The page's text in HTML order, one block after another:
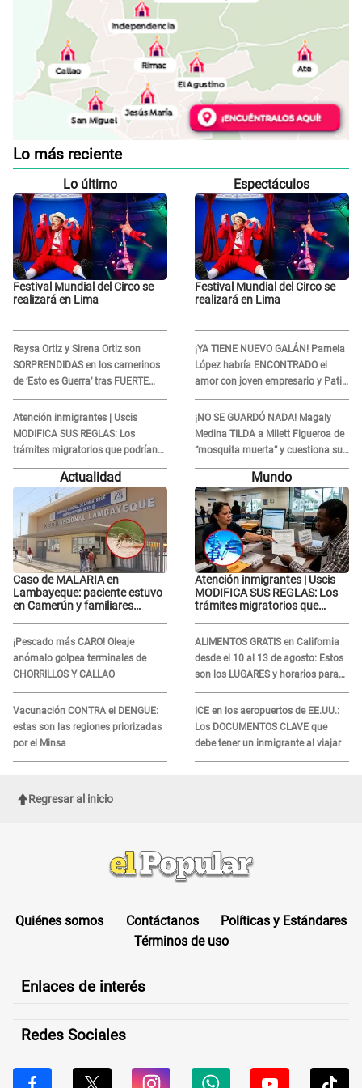
Lo más reciente
Lo último
Festival Mundial del Circo se
realizará en Lima
Raysa Ortiz y Sirena Ortiz son
SORPRENDIDAS en los camerinos
de ‘Esto es Guerra’ tras FUERTE
ENFRENTAMIENTO con Gabriel
Moisés: “Gracias”
Atención inmigrantes | Uscis
MODIFICA SUS REGLAS: Los
trámites migratorios que podrían
necesitar tu prueba de ADN
Espectáculos
Festival Mundial del Circo se
realizará en Lima
¡YA TIENE NUEVO GALÁN! Pamela
López habría ENCONTRADO el
amor con joven empresario y Pati
Lorena la ECHA en VIVO
¡NO SE GUARDÓ NADA! Magaly
Medina TILDA a Milett Figueroa de
“mosquita muerta” y cuestiona su
RECONCILIACIÓN con Marcelo
Tinelli en TV argentina
Actualidad
Caso de MALARIA en
Lambayeque: paciente estuvo
en Camerún y familiares
¡Pescado más CARO! Oleaje
anómalo golpea terminales de
CHORRILLOS Y CALLAO
Vacunación CONTRA el DENGUE:
estas son las regiones priorizadas
por el Minsa
Mundo
Atención inmigrantes | Uscis
MODIFICA SUS REGLAS: Los
trámites migratorios que
ALIMENTOS GRATIS en California
desde el 10 al 13 de agosto: Estos
son los LUGARES y horarios para
recibir la ayuda
ICE en los aeropuertos de EE.UU.:
Los DOCUMENTOS CLAVE que
debe tener un inmigrante al viajar
Regresar al inicio
Quiénes somos Contáctanos
Políticas y Estándares
Términos de uso
Enlaces de interés
Redes Sociales